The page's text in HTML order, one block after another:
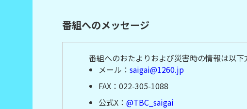
番組へのメッセージ
番組へのおたよりおよび災害時の情報は以下
メール：saigai@1260.jp
FAX：022-305-1088
公式X：@TBC_saigai